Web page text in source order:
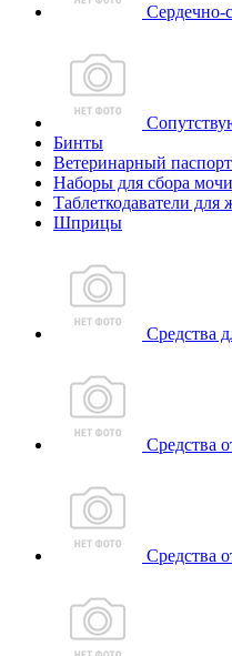
Сердечно-
Бинты
Ветеринарный паспорт
Наборы для сбора мочи
Таблеткодаватели для
Шприцы
Средства
Средства
Средства